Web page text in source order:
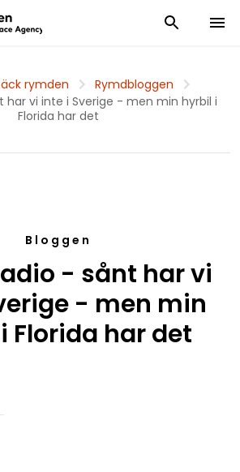
Visa och dölj
Visa
rymden
Rymdbloggen
har vi inte i Sverige - men min hyrbil i
Florida har det
Bloggen
- sånt har vi
- men min
Florida har det